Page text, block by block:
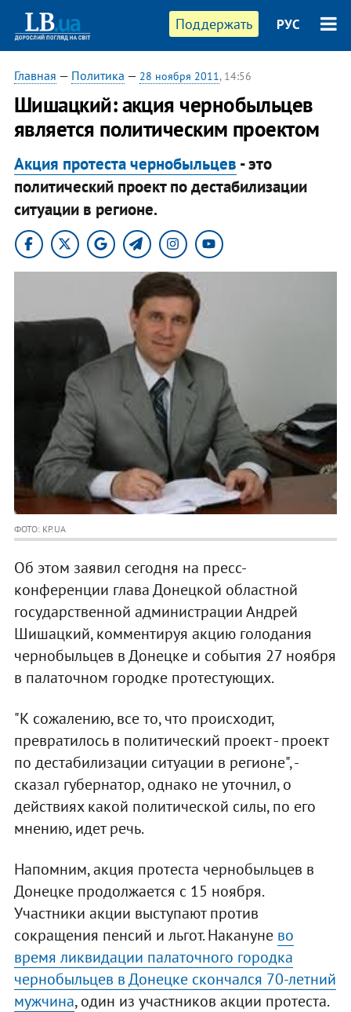
Поддержать РУС
Главная — Политика — 28 ноября 2011, 14:56
Шишацкий: акция чернобыльцев
является политическим проектом
Акция протеста чернобыльцев - это
политический проект по дестабилизации
ситуации в регионе.
ФОТО: KP.UA
Об этом заявил сегодня на пресс-
конференции глава Донецкой областной
государственной администрации Андрей
Шишацкий, комментируя акцию голодания
чернобыльцев в Донецке и события 27 ноября
в палаточном городке протестующих.
"К сожалению, все то, что происходит,
превратилось в политический проект - проект
по дестабилизации ситуации в регионе", -
сказал губернатор, однако не уточнил, о
действиях какой политической силы, по его
мнению, идет речь.
Напомним, акция протеста чернобыльцев в
Донецке продолжается с 15 ноября.
Участники акции выступают против
сокращения пенсий и льгот. Накануне во
время ликвидации палаточного городка
чернобыльцев в Донецке скончался 70-летний
мужчина, один из участников акции протеста.